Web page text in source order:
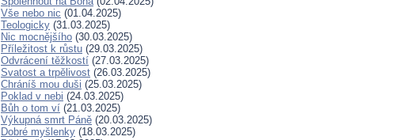
Vše nebo nic (01.04.2025)
Teologicky (31.03.2025)
Nic mocnějšího (30.03.2025)
Příležitost k růstu (29.03.2025)
Odvrácení těžkostí (27.03.2025)
Svatost a trpělivost (26.03.2025)
Chráníš mou duši (25.03.2025)
Poklad v nebi (24.03.2025)
Bůh o tom ví (21.03.2025)
Výkupná smrt Páně (20.03.2025)
Dobré myšlenky (18.03.2025)